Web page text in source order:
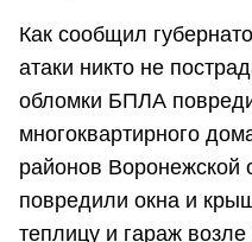
Как сообщил
атаки никто не
обломки БПЛА
многоквартирного
районов Воронежской
повредили окна и
теплицу и гараж возле